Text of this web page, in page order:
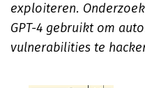
exploiteren.
GPT-4 gebruikt om
vulnerabilities te